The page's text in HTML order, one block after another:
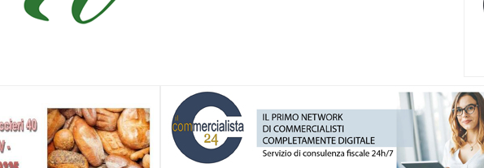
celebra il Martirio di san Giovanni Battista e santa Sabina